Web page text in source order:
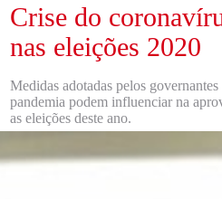
Crise do
nas eleições 2020
Medidas adotadas pelos
pandemia podem influenciar na
as eleições deste ano.